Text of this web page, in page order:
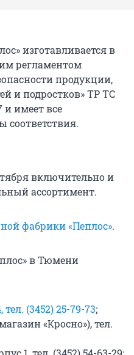
изготавливается в
регламентом
продукции,
и подростков» ТР ТС
и имеет все
соответствия.
включительно и
ассортимент.
фабрики «Пеплос».
в Тюмени
(3452) 25-79-73;
«Кросно»), тел.